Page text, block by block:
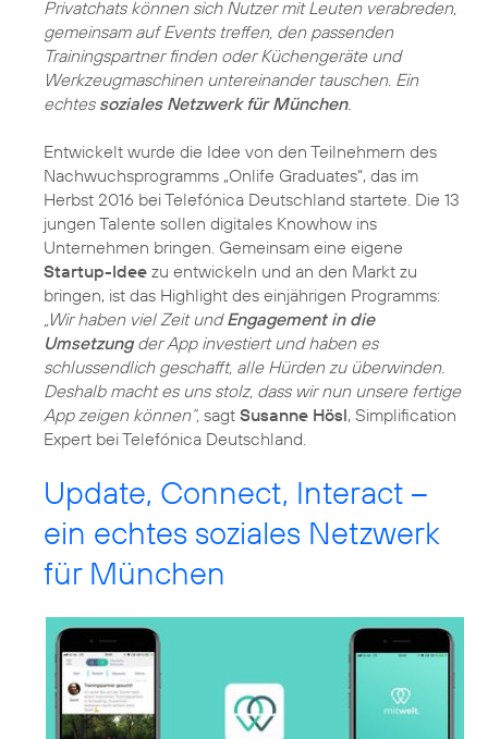
Privatchats können sich Nutzer mit Leuten verabreden,
gemeinsam auf Events treffen, den passenden
Trainingspartner finden oder Küchengeräte und
Werkzeugmaschinen untereinander tauschen. Ein
echtes soziales Netzwerk für München.
Entwickelt wurde die Idee von den Teilnehmern des
Nachwuchsprogramms „Onlife Graduates“, das im
Herbst 2016 bei Telefónica Deutschland startete. Die 13
jungen Talente sollen digitales Knowhow ins
Unternehmen bringen. Gemeinsam eine eigene
Startup-Idee zu entwickeln und an den Markt zu
bringen, ist das Highlight des einjährigen Programms:
„Wir haben viel Zeit undEngagement in die
Umsetzungder App investiert und haben es
schlussendlich geschafft, alle Hürden zu überwinden.
Deshalb macht es uns stolz, dass wir nun unsere fertige
App zeigen können“, sagt Susanne Hösl, Simplification
Expert bei Telefónica Deutschland.
Update, Connect, Interact –
ein echtes soziales Netzwerk
für München